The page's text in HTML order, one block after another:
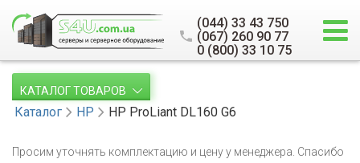
(044) 33 43 750
(067) 260 90 77
0 (800) 33 10 75
КАТАЛОГ ТОВАРОВ
Каталог HP HP ProLiant DL160 G6
Просим уточнять комплектацию и цену у менеджера. Спасибо